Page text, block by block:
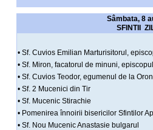
Sâmbata, 8
SFINTII
• Sf. Cuvios Emilian Marturisitorul,
• Sf. Miron, facatorul de minuni,
• Sf. Cuvios Teodor, egumenul de la
• Sf. 2 Mucenici din Tir
• Sf. Mucenic Stirachie
• Pomenirea înnoirii bisericilor Sfintilor
• Sf. Nou Mucenic Anastasie bulgarul